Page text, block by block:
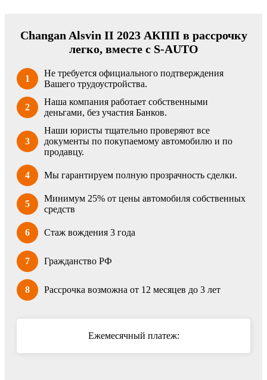
Changan Alsvin II 2023 АКПП в рассрочку
легко, вместе с S-AUTO
1
Не требуется официального подтверждения
Вашего трудоустройства.
2
Наша компания работает собственными
деньгами, без участия Банков.
3
Наши юристы тщательно проверяют все
документы по покупаемому автомобилю и по
продавцу.
4 Мы гарантируем полную прозрачность сделки.
5
Минимум 25% от цены автомобиля собственных
средств
6 Стаж вождения 3 года
7 Гражданство РФ
8 Рассрочка возможна от 12 месяцев до 3 лет
Ежемесячный платеж: